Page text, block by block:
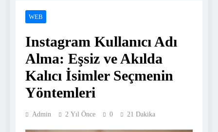
WEB
Instagram Kullanıcı Adı
Alma: Eşsiz ve Akılda
Kalıcı İsimler Seçmenin
Yöntemleri
Admin 2 Yıl Önce 0 21 Dakika